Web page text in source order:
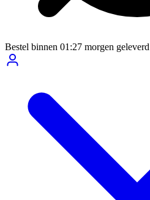
Bestel binnen 01:27 morgen geleverd